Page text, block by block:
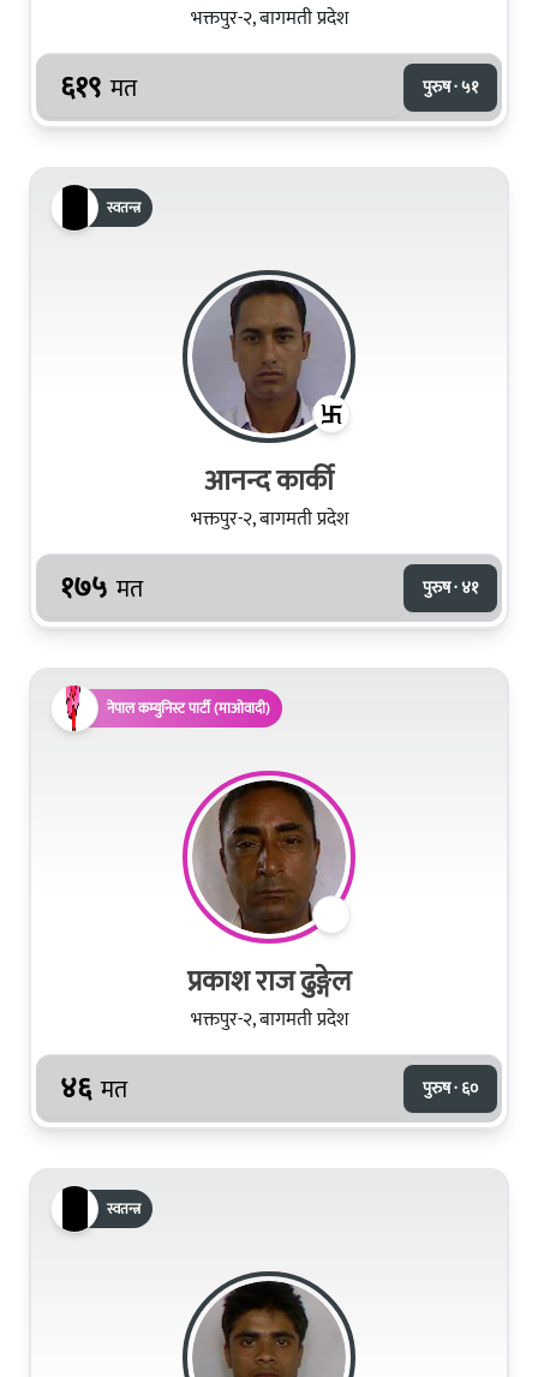
भक्तपुर-२, बागमती प्रदेश
६१९ मत पुरुष · ५१
स्वतन्त्र
आनन्द कार्की
भक्तपुर-२, बागमती प्रदेश
१७५ मत पुरुष · ४१
नेपाल कम्युनिस्ट पार्टी (माओवादी)
प्रकाश राज ढुङ्गेल
भक्तपुर-२, बागमती प्रदेश
४६ मत पुरुष · ६०
स्वतन्त्र